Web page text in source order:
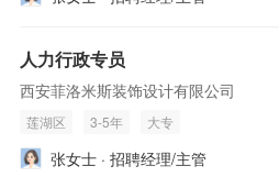
人力行政专员
西安菲洛米斯装饰设计有限公司
莲湖区 3-5年 大专
张女士 · 招聘经理/主管